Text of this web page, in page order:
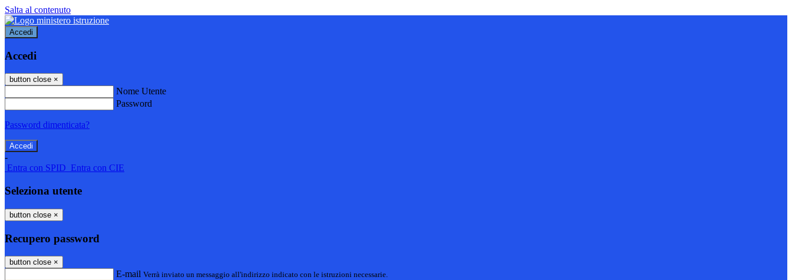
Salta al contenuto
Accedi
Accedi
button close ×
Nome Utente
Password
Password dimenticata?
-
Entra con SPID Entra con CIE
Seleziona utente
button close ×
Recupero password
button close ×
E-mail Verrà inviato un messaggio all'indirizzo indicato con le istruzioni necessarie.